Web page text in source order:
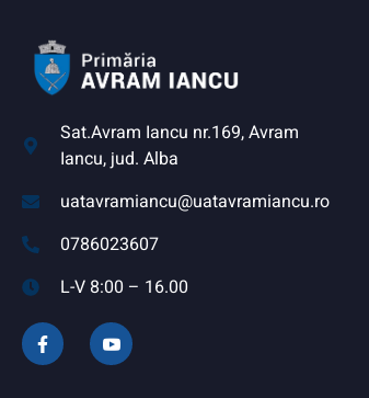
Sat.Avram Iancu nr.169, Avram
Iancu, jud. Alba
uatavramiancu@uatavramiancu.ro
0786023607
L-V 8:00 – 16.00